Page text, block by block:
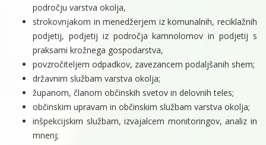
področju varstva okolja,
strokovnjakom in menedžerjem iz komunalnih, reciklažnih
podjetij, podjetij iz področja kamnolomov in podjetij s
praksami krožnega gospodarstva,
povzročiteljem odpadkov, zavezancem podaljšanih shem;
državnim službam varstva okolja;
županom, članom občinskih svetov in delovnih teles;
občinskim upravam in občinskim službam varstva okolja;
inšpekcijskim službam, izvajalcem monitoringov, analiz in
mnenj;